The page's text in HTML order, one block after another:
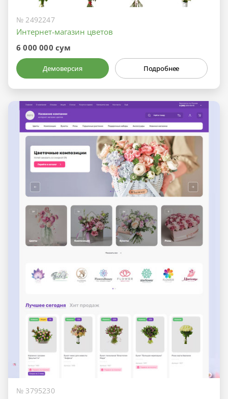
№ 2492247
Интернет-магазин цветов
6 000 000 сум
Демоверсия Подробнее
№ 3795230